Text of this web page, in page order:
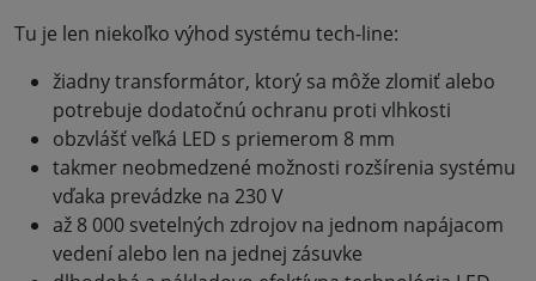
Tu je len niekoľko výhod systému tech-line:
žiadny transformátor, ktorý sa môže zlomiť alebo
potrebuje dodatočnú ochranu proti vlhkosti
obzvlášť veľká LED s priemerom 8 mm
takmer neobmedzené možnosti rozšírenia systému
vďaka prevádzke na 230 V
až 8 000 svetelných zdrojov na jednom napájacom
vedení alebo len na jednej zásuvke